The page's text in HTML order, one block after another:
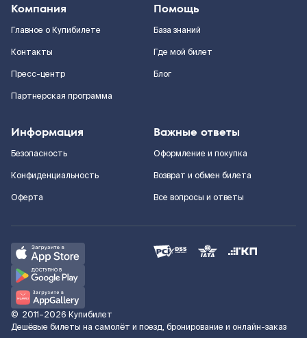
Компания
Главное о Купибилете
Контакты
Пресс-центр
Партнерская программа
Помощь
База знаний
Где мой билет
Блог
Информация
Безопасность
Конфиденциальность
Оферта
Важные ответы
Оформление и покупка
Возврат и обмен билета
Все вопросы и ответы
© 2011–2026 Купибилет
Дешёвые билеты на самолёт и поезд, бронирование и онлайн-заказ